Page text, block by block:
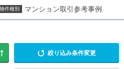
物件種別 マンション取引参考事例
絞り込み条件変更